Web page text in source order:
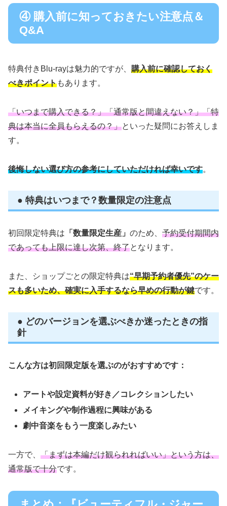
④ 購入前に知っておきたい注意点＆
Q&A
特典付きBlu-rayは魅力的ですが、 購入前に確認しておく
べきポイントもあります。
「いつまで購入できる？」「通常版と間違えない？」「特
典は本当に全員もらえるの？」といった疑問にお答えしま
す。
後悔しない選び方の参考にしていただければ幸いです。
● 特典はいつまで？数量限定の注意点
初回限定特典は 「数量限定生産」 のため、 予約受付期間内
であっても上限に達し次第、終了となります。
また、ショップごとの限定特典は“早期予約者優先”のケー
スも多いため、確実に入手するなら早めの行動が鍵です。
● どのバージョンを選ぶべきか迷ったときの指
針
こんな方は初回限定版を選ぶのがおすすめです：
アートや設定資料が好き／コレクションしたい
メイキングや制作過程に興味がある
劇中音楽をもう一度楽しみたい
一方で、 「まずは本編だけ観られればいい」という方は、
通常版で十分です。